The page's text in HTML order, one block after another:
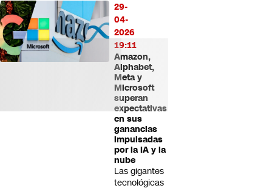
29-
04-
2026
19:11
Amazon,
Alphabet,
Meta y
Microsoft
superan
expectativas
en sus
ganancias
impulsadas
por la IA y la
nube
Las gigantes
tecnológicas